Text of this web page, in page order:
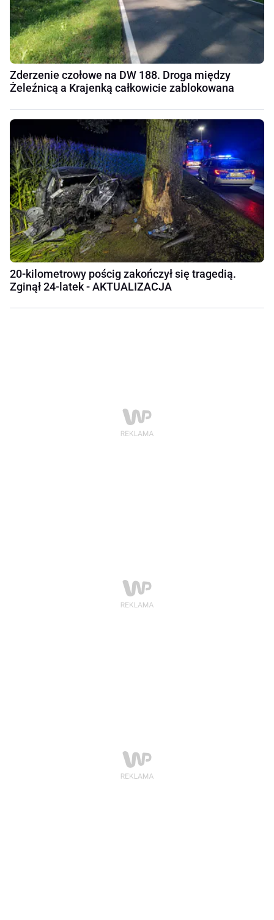
Zderzenie czołowe na DW 188. Droga między
Żeleźnicą a Krajenką całkowicie zablokowana
20-kilometrowy pościg zakończył się tragedią.
Zginął 24-latek - AKTUALIZACJA